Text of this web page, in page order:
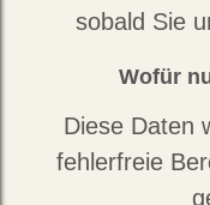
sobald Sie
Wofür
Diese Daten
fehlerfreie